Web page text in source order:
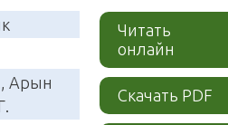
Арын
Читать
онлайн
Скачать PDF